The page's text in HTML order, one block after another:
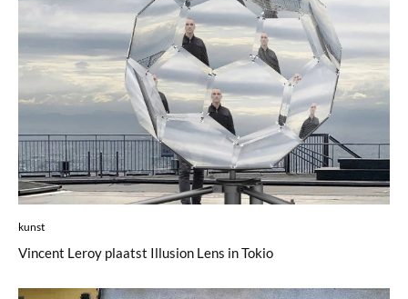
kunst
Vincent Leroy plaatst Illusion Lens in Tokio